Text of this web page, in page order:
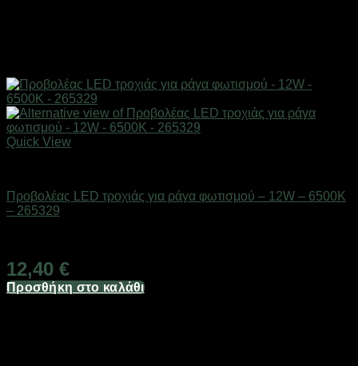
Quick View
Προβολέας LED τροχιάς για ράγα φωτισμού – 12W – 6500K
– 265329
12,40 €
Προσθήκη στο καλάθι